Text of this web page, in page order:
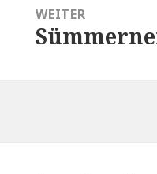
WEITER
Nächster